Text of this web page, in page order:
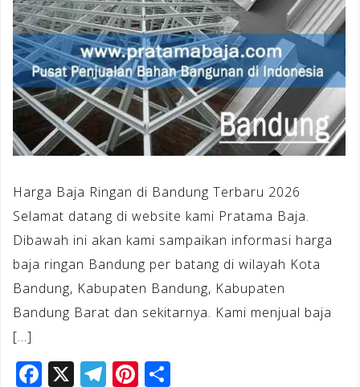
Harga Baja Ringan di Bandung Terbaru 2026
Selamat datang di website kami Pratama Baja.
Dibawah ini akan kami sampaikan informasi harga
baja ringan Bandung per batang di wilayah Kota
Bandung, Kabupaten Bandung, Kabupaten
Bandung Barat dan sekitarnya. Kami menjual baja
[…]
F X T Pi